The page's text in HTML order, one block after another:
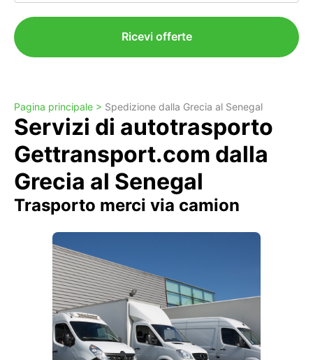
Ricevi offerte
Pagina principale > Spedizione dalla Grecia al Senegal
Servizi di autotrasporto
Gettransport.com dalla
Grecia al Senegal
Trasporto merci via camion